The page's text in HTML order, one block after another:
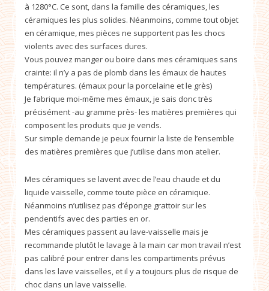
à 1280°C. Ce sont, dans la famille des céramiques, les
céramiques les plus solides. Néanmoins, comme tout objet
en céramique, mes pièces ne supportent pas les chocs
violents avec des surfaces dures.
Vous pouvez manger ou boire dans mes céramiques sans
crainte: il n’y a pas de plomb dans les émaux de hautes
températures. (émaux pour la porcelaine et le grès)
Je fabrique moi-même mes émaux, je sais donc très
précisément -au gramme près- les matières premières qui
composent les produits que je vends.
Sur simple demande je peux fournir la liste de l’ensemble
des matières premières que j’utilise dans mon atelier.
Mes céramiques se lavent avec de l’eau chaude et du
liquide vaisselle, comme toute pièce en céramique.
Néanmoins n’utilisez pas d’éponge grattoir sur les
pendentifs avec des parties en or.
Mes céramiques passent au lave-vaisselle mais je
recommande plutôt le lavage à la main car mon travail n’est
pas calibré pour entrer dans les compartiments prévus
dans les lave vaisselles, et il y a toujours plus de risque de
choc dans un lave vaisselle.